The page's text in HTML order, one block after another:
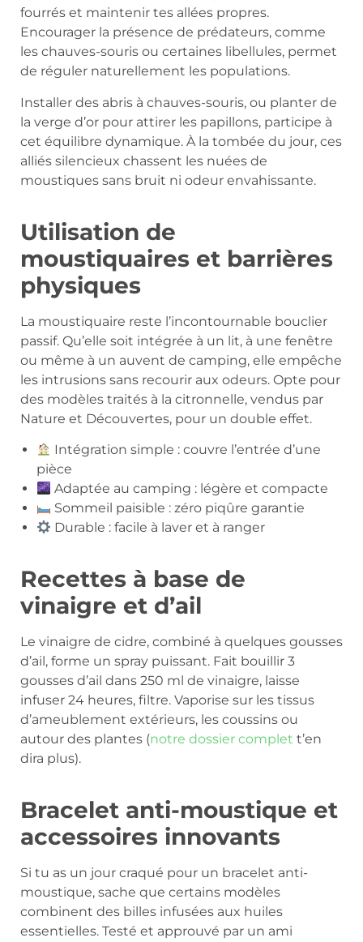
fourrés et maintenir tes allées propres.
Encourager la présence de prédateurs, comme
les chauves-souris ou certaines libellules, permet
de réguler naturellement les populations.
Installer des abris à chauves-souris, ou planter de
la verge d’or pour attirer les papillons, participe à
cet équilibre dynamique. À la tombée du jour, ces
alliés silencieux chassent les nuées de
moustiques sans bruit ni odeur envahissante.
Utilisation de
moustiquaires et barrières
physiques
La moustiquaire reste l’incontournable bouclier
passif. Qu’elle soit intégrée à un lit, à une fenêtre
ou même à un auvent de camping, elle empêche
les intrusions sans recourir aux odeurs. Opte pour
des modèles traités à la citronnelle, vendus par
Nature et Découvertes, pour un double effet.
Intégration simple : couvre l’entrée d’une
pièce
Adaptée au camping : légère et compacte
Sommeil paisible : zéro piqûre garantie
Durable : facile à laver et à ranger
Recettes à base de
vinaigre et d’ail
Le vinaigre de cidre, combiné à quelques gousses
d’ail, forme un spray puissant. Fait bouillir 3
gousses d’ail dans 250 ml de vinaigre, laisse
infuser 24 heures, filtre. Vaporise sur les tissus
d’ameublement extérieurs, les coussins ou
autour des plantes (notre dossier complet t’en
dira plus).
Bracelet anti-moustique et
accessoires innovants
Si tu as un jour craqué pour un bracelet anti-
moustique, sache que certains modèles
combinent des billes infusées aux huiles
essentielles. Testé et approuvé par un ami